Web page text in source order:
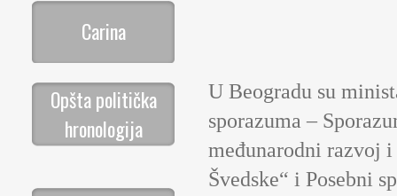
Carina
Opšta politička
hronologija
U Beogradu su
sporazuma –
međunarodni razvoj
Švedske“ i Posebni